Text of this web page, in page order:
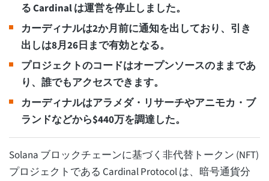
る Cardinal は運営を停止しました。
カーディナルは2か月前に通知を出しており、引き
出しは8月26日まで有効となる。
プロジェクトのコードはオープンソースのままであ
り、誰でもアクセスできます。
カーディナルはアラメダ・リサーチやアニモカ・ブ
ランドなどから$440万を調達した。
Solana ブロックチェーンに基づく非代替トークン (NFT)
プロジェクトである Cardinal Protocol は、暗号通貨分